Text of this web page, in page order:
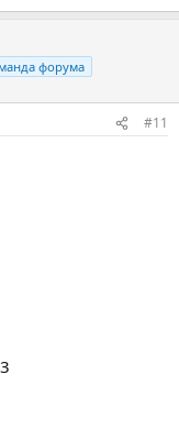
форума
#11